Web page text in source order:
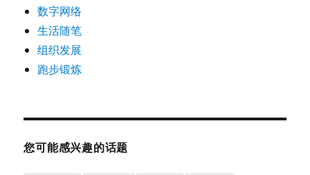
数字网络
生活随笔
组织发展
跑步锻炼
您可能感兴趣的话题